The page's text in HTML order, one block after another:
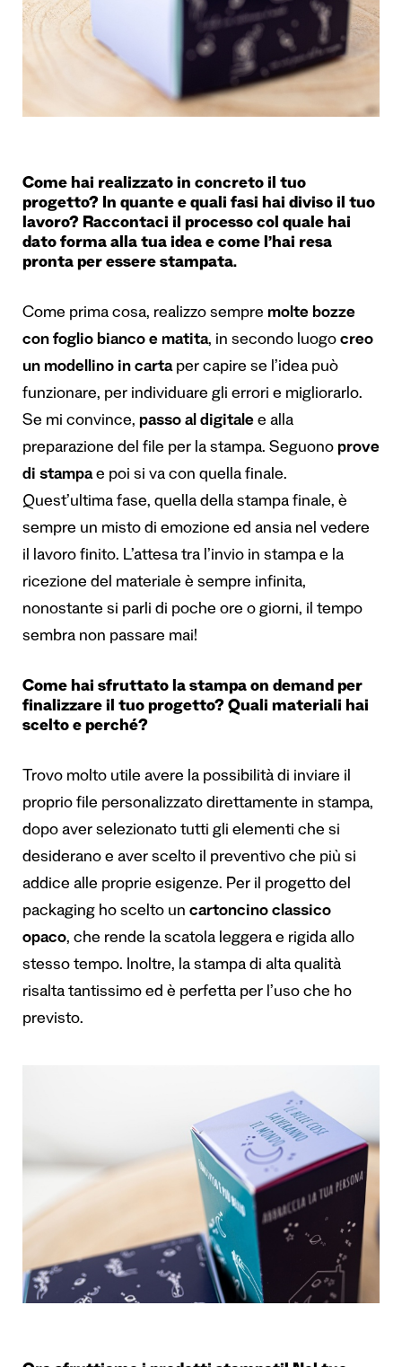
Come hai realizzato in concreto il tuo
progetto? In quante e quali fasi hai diviso il tuo
lavoro? Raccontaci il processo col quale hai
dato forma alla tua idea e come l’hai resa
pronta per essere stampata.
Come prima cosa, realizzo sempre molte bozze
con foglio bianco e matita, in secondo luogo creo
un modellino in cartaper capire se l’idea può
funzionare, per individuare gli errori e migliorarlo.
Se mi convince, passo al digitale e alla
preparazione del file per la stampa. Seguono prove
di stampae poi si va con quella finale.
Quest’ultima fase, quella della stampa finale, è
sempre un misto di emozione ed ansia nel vedere
il lavoro finito. L’attesa tra l’invio in stampa e la
ricezione del materiale è sempre infinita,
nonostante si parli di poche ore o giorni, il tempo
sembra non passare mai!
Come hai sfruttato la stampa on demand per
finalizzare il tuo progetto? Quali materiali hai
scelto e perché?
Trovo molto utile avere la possibilità di inviare il
proprio file personalizzato direttamente in stampa,
dopo aver selezionato tutti gli elementi che si
desiderano e aver scelto il preventivo che più si
addice alle proprie esigenze. Per il progetto del
packaging ho scelto un cartoncino classico
opaco, che rende la scatola leggera e rigida allo
stesso tempo. Inoltre, la stampa di alta qualità
risalta tantissimo ed è perfetta per l’uso che ho
previsto.